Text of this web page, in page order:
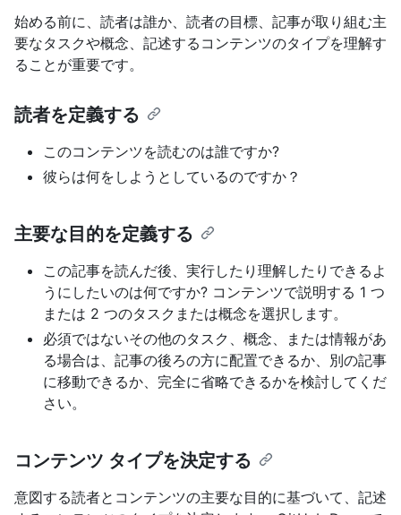
始める前に、読者は誰か、読者の目標、記事が取り組む主
要なタスクや概念、記述するコンテンツのタイプを理解す
ることが重要です。
読者を定義する
このコンテンツを読むのは誰ですか?
彼らは何をしようとしているのですか？
主要な目的を定義する
この記事を読んだ後、実行したり理解したりできるよ
うにしたいのは何ですか? コンテンツで説明する 1 つ
または 2 つのタスクまたは概念を選択します。
必須ではないその他のタスク、概念、または情報があ
る場合は、記事の後ろの方に配置できるか、別の記事
に移動できるか、完全に省略できるかを検討してくだ
さい。
コンテンツ タイプを決定する
意図する読者とコンテンツの主要な目的に基づいて、記述